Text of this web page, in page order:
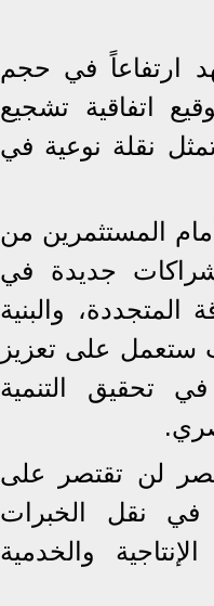
ارتفاعاً في حجم
اتفاقية تشجيع
تمثل نقلة نوعية في
المستثمرين من
جديدة في
والبنية
ستعمل على تعزيز
تحقيق التنمية
مصر لن تقتصر على
نقل الخبرات
والخدمية